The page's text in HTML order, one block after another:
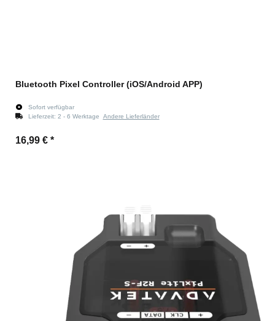
Bluetooth Pixel Controller (iOS/Android APP)
Sofort verfügbar
Lieferzeit: 2 - 6 Werktage Andere Lieferländer
16,99 € *